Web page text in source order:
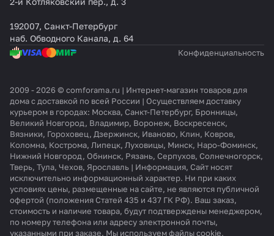
192007, Санкт-Петербург
наб. Обводного Канала, д. 64
Конфиденциальность
2009 - 2026 © comforama.ru | Интернет-магазин товаров для
дома с доставкой по всей России | Осуществляем доставку
курьером в городах: Москва, Санкт-Петербург, Бронницы,
Великий Новгород, Владимир, Воронеж, Воскресенск,
Вязники, Гороховец, Дзержинск, Иваново, Клин, Ковров,
Коломна, Кострома, Липецк, Луховицы, Минск, Наро-Фоминск,
Нижний Новгород, Обнинск, Рязань, Серпухов, Солнечногорск,
Тверь, Тула, Чехов, Ярославль | Информация, Сайт носят
исключительно информационный характер. Ни при каких
условиях цены, размещенные на сайте, не являются публичной
офертой (положения Статей 435 и 437 ГК РФ). Ваш заказ,
стоимость и наличие товара, будут подтверждены менеджером,
по номеру телефона или адресу электронной почты,
указанными при заказе. Мы используем файлы cookie,